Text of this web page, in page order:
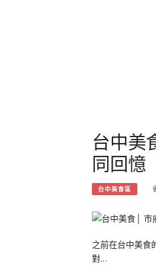
台中美
同回憶
台中美食區
之前在台中美食
對…